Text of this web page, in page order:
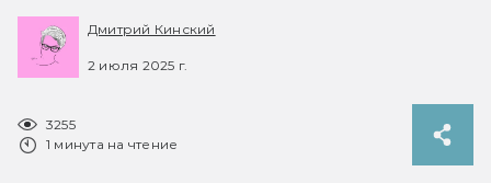
Дмитрий Кинский
2 июля 2025 г.
3255
1 минута на чтение